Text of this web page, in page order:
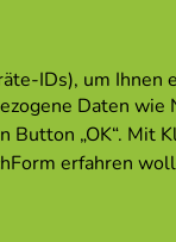
IDs), um
Daten
Button „OK“. Mit
erfahren